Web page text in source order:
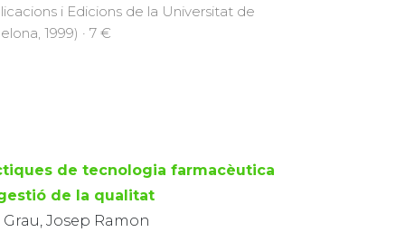
i Edicions de la Universitat de
1999) · 7 €
de tecnologia farmacèutica
gestió de la qualitat
Grau, Josep Ramon